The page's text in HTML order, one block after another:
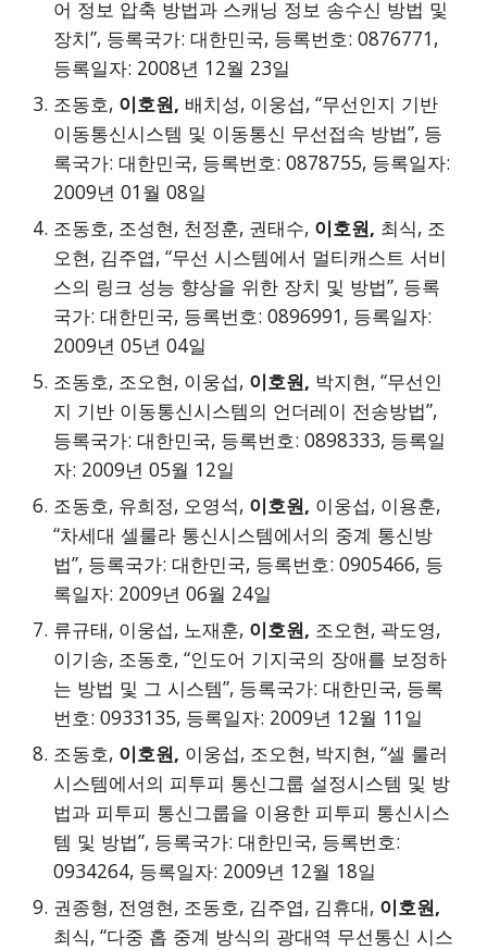
어 정보 압축 방법과 스캐닝 정보 송수신 방법 및
장치”, 등록국가: 대한민국, 등록번호: 0876771,
등록일자: 2008년 12월 23일
조동호, 이호원, 배치성, 이웅섭, “무선인지 기반
이동통신시스템 및 이동통신 무선접속 방법”, 등
록국가: 대한민국, 등록번호: 0878755, 등록일자:
2009년 01월 08일
조동호, 조성현, 천정훈, 권태수, 이호원, 최식, 조
오현, 김주엽, “무선 시스템에서 멀티캐스트 서비
스의 링크 성능 향상을 위한 장치 및 방법”, 등록
국가: 대한민국, 등록번호: 0896991, 등록일자:
2009년 05년 04일
조동호, 조오현, 이웅섭, 이호원, 박지현, “무선인
지 기반 이동통신시스템의 언더레이 전송방법”,
등록국가: 대한민국, 등록번호: 0898333, 등록일
자: 2009년 05월 12일
조동호, 유희정, 오영석, 이호원, 이웅섭, 이용훈,
“차세대 셀룰라 통신시스템에서의 중계 통신방
법”, 등록국가: 대한민국, 등록번호: 0905466, 등
록일자: 2009년 06월 24일
류규태, 이웅섭, 노재훈, 이호원, 조오현, 곽도영,
이기송, 조동호, “인도어 기지국의 장애를 보정하
는 방법 및 그 시스템”, 등록국가: 대한민국, 등록
번호: 0933135, 등록일자: 2009년 12월 11일
조동호, 이호원, 이웅섭, 조오현, 박지현, “셀 룰러
시스템에서의 피투피 통신그룹 설정시스템 및 방
법과 피투피 통신그룹을 이용한 피투피 통신시스
템 및 방법”, 등록국가: 대한민국, 등록번호:
0934264, 등록일자: 2009년 12월 18일
권종형, 전영현, 조동호, 김주엽, 김휴대, 이호원,
최식, “다중 홉 중계 방식의 광대역 무선통신 시스